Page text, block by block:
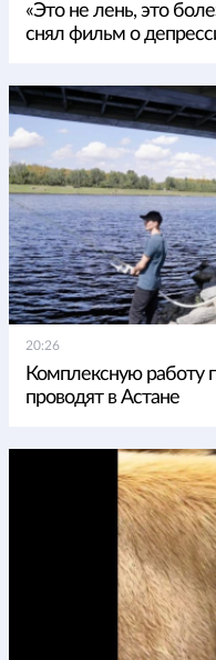
«Это не лень, это
снял фильм о
20:26
Комплексную работу
проводят в Астане